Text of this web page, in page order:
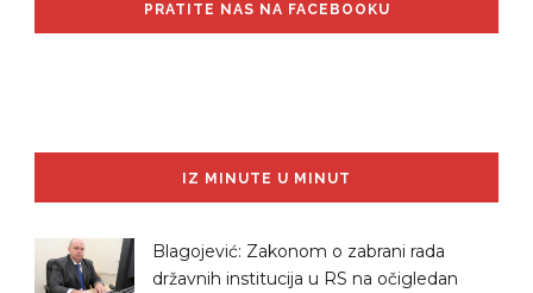
PRATITE NAS NA FACEBOOKU
IZ MINUTE U MINUT
Blagojević: Zakonom o zabrani rada
državnih institucija u RS na očigledan